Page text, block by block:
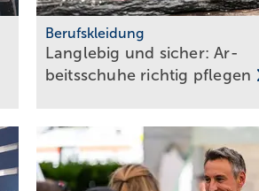
Berufskleidung
Langlebig und sicher: Ar­
beits­schu­he rich­tig pfle­gen